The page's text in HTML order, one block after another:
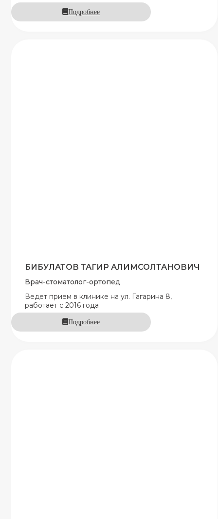
Подробнее
БИБУЛАТОВ ТАГИР АЛИМСОЛТАНОВИЧ
Врач-стоматолог-ортопед
Ведет прием в клинике на ул. Гагарина 8,
работает с 2016 года
Подробнее